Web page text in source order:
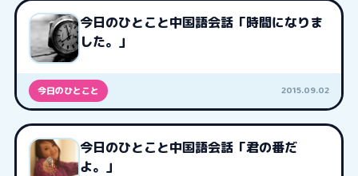
今日のひとこと中国語会話「時間になりま
した。」
今日のひとこと 2015.09.02
今日のひとこと中国語会話「君の番だ
よ。」